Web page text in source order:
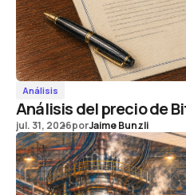
Análisis
Análisis del precio de
jul. 31, 2026porJaime Bunzli